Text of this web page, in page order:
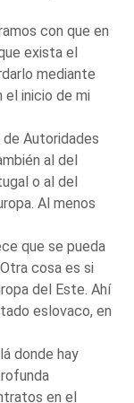
con que en
exista el
mediante
el inicio de mi
Autoridades
al del
o al del
Al menos
que se pueda
cosa es si
del Este. Ahí
eslovaco, en
donde hay
en el